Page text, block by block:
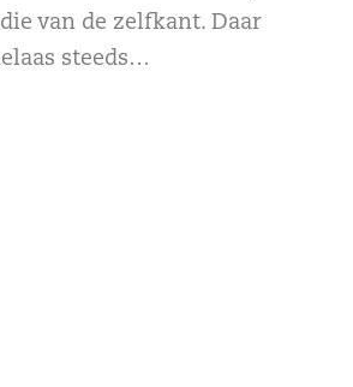
van de zelfkant. Daar
steeds…